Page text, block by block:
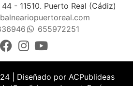
- 11510. Puerto Real (Cádiz)
655972251
| Diseñado por ACPublideas